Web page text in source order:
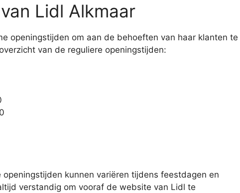
Lidl Alkmaar
openingstijden om aan de behoeften van haar klanten te
van de reguliere openingstijden:
kunnen variëren tijdens feestdagen en
verstandig om vooraf de website van Lidl te